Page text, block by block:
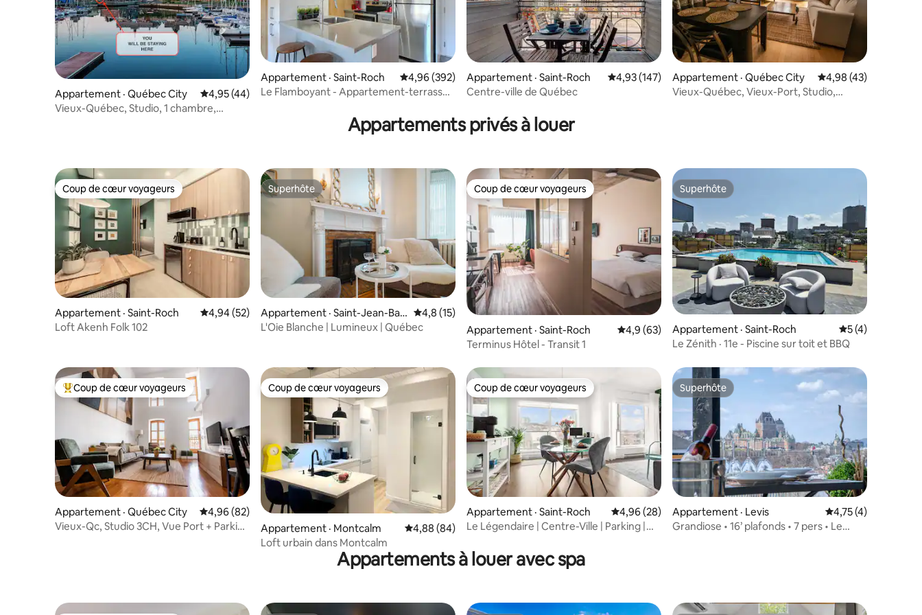
Appartement · Québec City Note moyenne de 4,95 sur 5, 44 commentaires
4,95 (44)
Vieux-Québec, Studio, 1 chambre,
Appartement · Saint-Roch Note moyenne de 4,96 sur 5, 392 commentaires
4,96 (392)
Le Flamboyant - Appartement-terrasse
Appartement · Saint-Roch Note moyenne de 4,93 sur 5, 147 commentaires
4,93 (147)
Centre-ville de Québec
Appartement · Québec City Note moyenne de
4,98 (43)
Vieux-Québec, Vieux-Port, Studio,
Appartements privés à louer
Coup de cœur voyageurs
Coup de cœur voyageurs
Appartement · Saint-Roch Note moyenne de 4,94 sur 5, 52 commentaires
4,94 (52)
Loft Akenh Folk 102
Superhôte
Superhôte
Appartement · Saint-Jean-Bap
tiste
Note moyenne de 4,8 sur 5, 15 commentaires
4,8 (15)
L'Oie Blanche | Lumineux | Québec
Coup de cœur voyageurs
Coup de cœur voyageurs
Appartement · Saint-Roch Note moyenne de 4,9 sur 5, 63 commentaires
4,9 (63)
Terminus Hôtel - Transit 1
Superhôte
Superhôte
Appartement · Saint-Roch Note moyenne
5 (4)
Le Zénith · 11e - Piscine sur toit et BBQ
Coup de cœur voyageurs parmi les plus aimés
Coup de cœur voyageurs
Appartement · Québec City Note moyenne de 4,96 sur 5, 82 commentaires
4,96 (82)
Vieux-Qc, Studio 3CH, Vue Port + Parking
Coup de cœur voyageurs
Coup de cœur voyageurs
Appartement · Montcalm Note moyenne de 4,88 sur 5, 84 commentaires
4,88 (84)
Loft urbain dans Montcalm
Coup de cœur voyageurs
Coup de cœur voyageurs
Appartement · Saint-Roch Note moyenne de 4,96 sur 5, 28 commentaires
4,96 (28)
Le Légendaire | Centre-Ville | Parking |
Superhôte
Superhôte
Appartement · Levis Note moyenne de
4,75 (4)
Grandiose • 16’ plafonds • 7 pers • Le
Appartements à louer avec spa